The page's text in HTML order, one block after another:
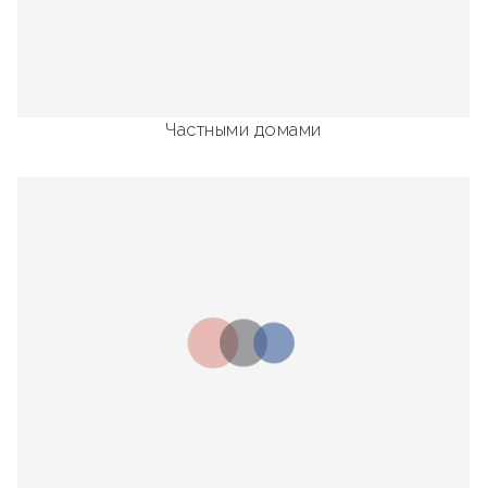
Частными домами